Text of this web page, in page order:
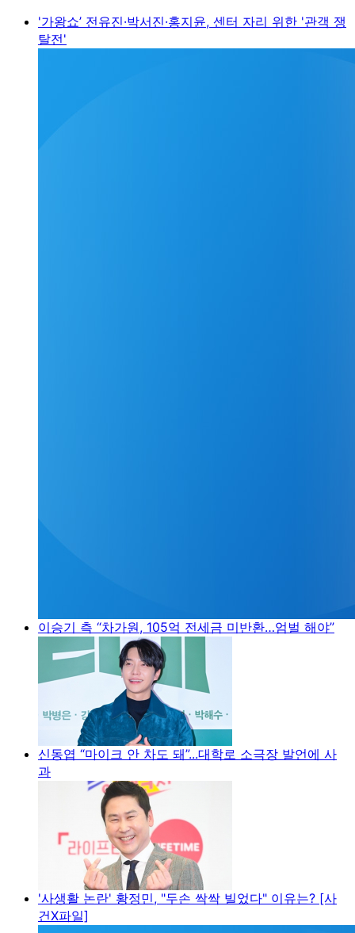
'가왕쇼’ 전유진·박서진·홍지윤, 센터 자리 위한 '관객 쟁
탈전'
이승기 측 “차가원, 105억 전세금 미반환…엄벌 해야”
신동엽 “마이크 안 차도 돼”...대학로 소극장 발언에 사
과
'사생활 논란' 황정민, "두손 싹싹 빌었다" 이유는? [사
건X파일]